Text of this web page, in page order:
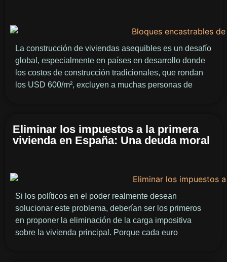
La construcción de viviendas asequibles es un desafío
global, especialmente en países en desarrollo donde
los costos de construcción tradicionales, que rondan
los USD 600/m², excluyen a muchas personas de
Eliminar los impuestos a la primera
vivienda en España: Una deuda moral
Si los políticos en el poder realmente desean
solucionar este problema, deberían ser los primeros
en proponer la eliminación de la carga impositiva
sobre la vivienda principal. Porque cada euro